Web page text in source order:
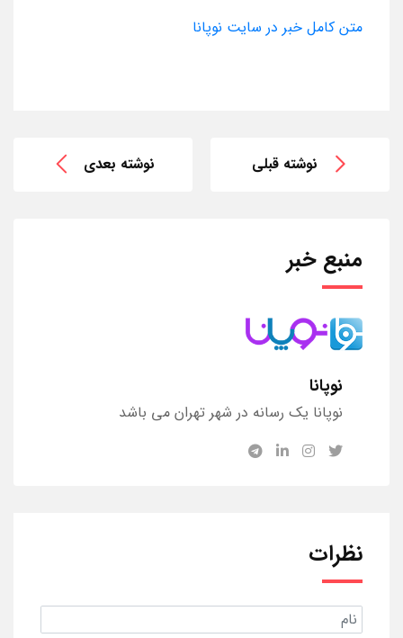
متن کامل خبر در سایت نوپانا
نوشته قبلی نوشته بعدی
منبع خبر
نوپانا
نوپانا یک رسانه در شهر تهران می باشد
نظرات